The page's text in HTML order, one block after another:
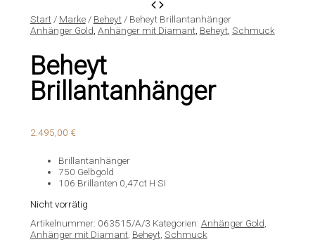
Start/ Marke/ Beheyt/ Beheyt Brillantanhänger
Anhänger Gold, Anhänger mit Diamant, Beheyt, Schmuck
Beheyt
Brillantanhänger
2.495,00 €
Brillantanhänger
750 Gelbgold
106 Brillanten 0,47ct H SI
Nicht vorrätig
Artikelnummer: 063515/A/3 Kategorien: Anhänger Gold
Anhänger mit Diamant, Beheyt, Schmuck